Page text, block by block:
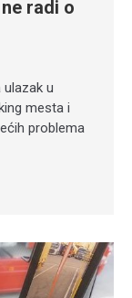
radi o
ulazak u
mesta i
problema